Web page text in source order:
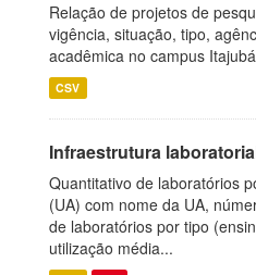
Relação de projetos de
vigência, situação, tipo,
acadêmica no campus
CSV
Infraestrutura
Quantitativo de laboratórios
(UA) com nome da UA,
de laboratórios por tipo
utilização média...